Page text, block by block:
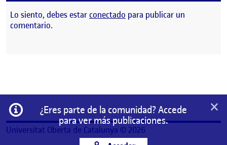
Lo siento, debes estarconectado para publicar un
comentario.
Información
¿Eres parte de la comunidad? Accede
para ver más publicaciones.
×
Universitat Oberta de Catalunya © 2026